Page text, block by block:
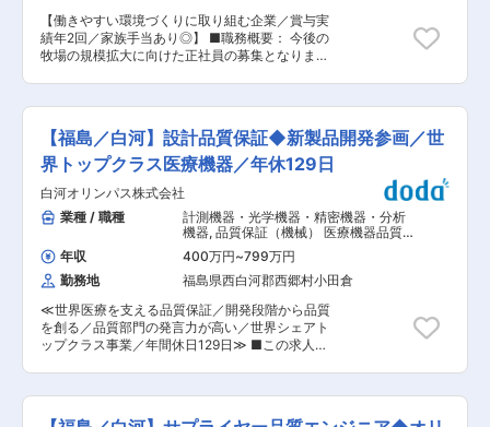
高い評価を得ています。 ・高品質の製品を常時製
造できる体制が確立されています。 ■組織構成：
20〜60代のメンバー13名が製造や検査業務に携
中途入社の方が多く在籍し、社員定着率が高いこ
とが特徴です。 ■魅力ポイント： ◎入社後は先輩
社員が完成品組立や機械の操作方法等を丁寧にお
伝えします。工作機械は所定のプログラミングが
決められており専門知識は不要です。習得状況に
応じて加工品の検査等の職務開発に取り組んでい
ただきます。 ◎残業は基本ゼロ。17:05には全員
退勤しており、ワークライフバランスも実現。 ◎
工場内は24時間365日22度に保たれており、快適
な環境での勤務が可能です。 ◎未経験者でも活躍
できる環境が整っており、個人の頑張りを評価す
る会社の考えから給与や福利厚生に満足度が高い
です。生産目標をクリアしたら報奨金を支給。福
出費を惜しみません。 ◎当社製品は工場の自動化
が進む製造業で存在感を発揮しており、今後も更
【働きやすい環境づくりに取り組む企業／賞与実
績年2回／家族手当あり◎】 ■職務概要： 今後の
牧場の規模拡大に向けた正社員の募集となりま
ただきます。 ※作業に慣れるまでは先輩スタッフ
がしっかり指導します。 ■職務詳細： 牛乳やチ
ーズなどの乳製品の原料となる生乳の生産業務を
お任せします。日々自然の中で動物たちと触れあ
いながら時間を過ごせます。 ・搾乳及び牛舎の清
掃、管理 ・子牛の哺育 ・トラクター・ローダー
での作業 ・飼料給与 など ■業務の特長： ・1頭1
頭の家畜に愛情を持って丁寧に接する必要があり
ます。 ・動物が好き、酪農に興味がある、そんな
方はぜひ当社へご応募ください！ ■組織構成につ
いて（配属先など）： ・従業員数： 17名（アル
バイト季節要員含む）正社員16名 AP4〜5名 ・
男女構成：女性6人 ・平均年齢、年齢層：20代4
人、30代3人、40代6人、50代2人、60代1人 ■
当社について： 当社は2000年に農家4戸で設立
した協業型農業法人です。現在は、乳牛総頭数約
践できるよう心がけています。 ■先輩スタッフの
【福島／白河】設計品質保証◆新製品開発参画／世
界トップクラス医療機器／年休129日
白河オリンパス株式会社
業種 / 職種
計測機器・光学機器・精密機器・分析
機器, 品質保証（機械） 医療機器品質
管理・品質保証（GQP・QMS）
年収 400万円~799万円
勤務地
福島県西白河郡西郷村小田倉
≪世界医療を支える品質保証／開発段階から品質
を創る／品質部門の発言力が高い／世界シェアト
ップクラス事業／年間休日129日≫ ■この求人の
中の医療現場に貢献できる ・新製品開発の構想設
計段階から品質保証として参画し、品質を上流か